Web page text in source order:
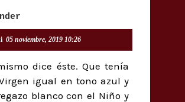
05 noviembre, 2019 10:26
dice éste. Que tenía
igual en tono azul y
blanco con el Niño y